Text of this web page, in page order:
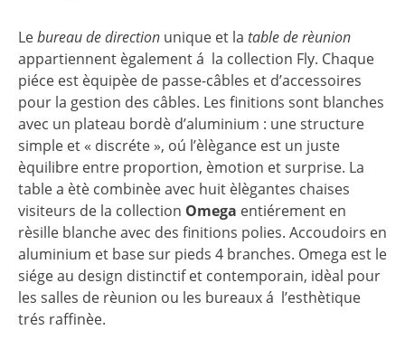
Lebureau de direction unique et la table de rèunion
appartiennent ègalement á la collection Fly. Chaque
piéce est èquipèe de passe-câbles et d’accessoires
pour la gestion des câbles. Les finitions sont blanches
avec un plateau bordè d’aluminium : une structure
simple et « discréte », oú l’èlègance est un juste
èquilibre entre proportion, èmotion et surprise. La
table a ètè combinèe avec huit èlègantes chaises
visiteurs de la collection Omega entiérement en
rèsille blanche avec des finitions polies. Accoudoirs en
aluminium et base sur pieds 4 branches. Omega est le
siége au design distinctif et contemporain, idèal pour
les salles de rèunion ou les bureaux á l’esthètique
trés raffinèe.